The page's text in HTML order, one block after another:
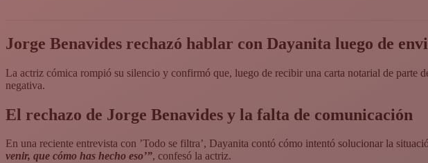
Jorge Benavides rechazó hablar con Dayanita luego de
La actriz cómica rompió su silencio y confirmó que, luego de recibir una carta notarial de parte
negativa.
El rechazo de Jorge Benavides y la falta de comunicación
En una reciente entrevista con ’Todo se filtra’, Dayanita contó cómo intentó solucionar la
venir, que cómo has hecho eso’”, confesó la actriz.